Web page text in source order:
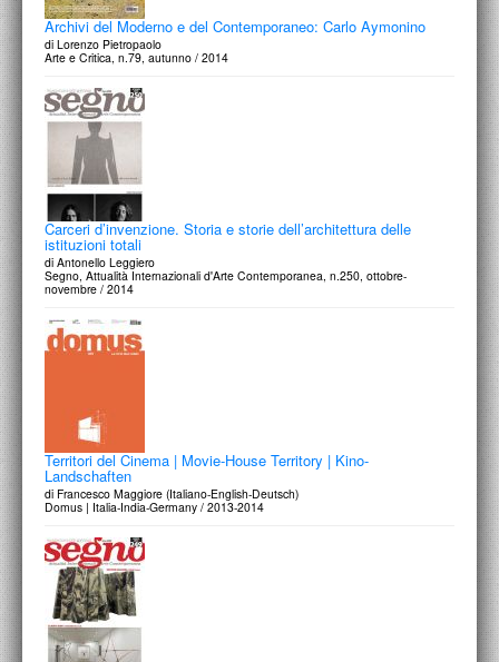
Archivi del Moderno e del Contemporaneo: Carlo Aymonino
di Lorenzo Pietropaolo
Arte e Critica, n.79, autunno / 2014
Carceri d’invenzione. Storia e storie dell’architettura delle
istituzioni totali
di Antonello Leggiero
Segno, Attualità Internazionali d'Arte Contemporanea, n.250, ottobre-
novembre / 2014
Territori del Cinema | Movie-House Territory | Kino-
Landschaften
di Francesco Maggiore (Italiano-English-Deutsch)
Domus | Italia-India-Germany / 2013-2014